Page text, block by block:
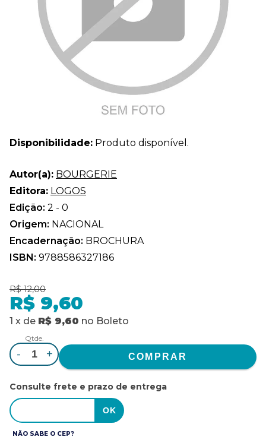
Disponibilidade: Produto disponível.
Autor(a): BOURGERIE
Editora: LOGOS
Edição: 2 - 0
Origem: NACIONAL
Encadernação: BROCHURA
ISBN: 9788586327186
R$ 12,00
R$ 9,60
1 x de R$ 9,60 no Boleto
Qtde.
- +
Consulte frete e prazo de entrega
NÃO SABE O CEP?